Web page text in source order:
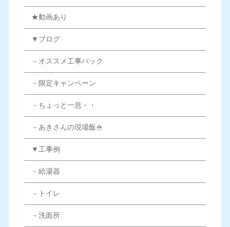
★動画あり
▼ブログ
－オススメ工事パック
－限定キャンペーン
－ちょっと一息・・
－あきさんの現場飯🍚
▼工事例
－給湯器
－トイレ
－洗面所